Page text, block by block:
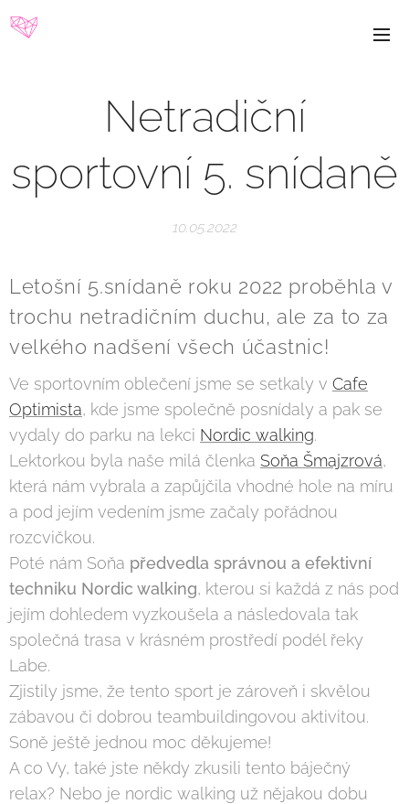
Netradiční
sportovní 5. snídaně
10.05.2022
Letošní 5.snídaně roku 2022 proběhla v
trochu netradičním duchu, ale za to za
velkého nadšení všech účastnic!
Ve sportovním oblečení jsme se setkaly v Cafe
Optimista, kde jsme společně posnídaly a pak se
vydaly do parku na lekci Nordic walking.
Lektorkou byla naše milá členka Soňa Šmajzrová,
která nám vybrala a zapůjčila vhodné hole na míru
a pod jejím vedením jsme začaly pořádnou
rozcvičkou.
Poté nám Soňa předvedla správnou a efektivní
techniku Nordic walking, kterou si každá z nás pod
jejím dohledem vyzkoušela a následovala tak
společná trasa v krásném prostředí podél řeky
Labe.
Zjistily jsme, že tento sport je zároveň i skvělou
zábavou či dobrou teambuildingovou aktivitou.
Soně ještě jednou moc děkujeme!
A co Vy, také jste někdy zkusili tento báječný
relax? Nebo je nordic walking už nějakou dobu